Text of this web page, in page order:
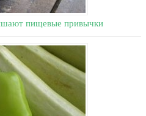
пищевые привычки